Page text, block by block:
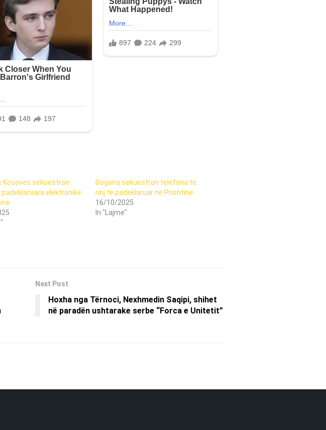
Kosovës sekuestron
elektronike
Dogana sekuestron telefona të
rinj të padeklaruar në Prishtinë
16/10/2025
In "Lajme"
Next Post
Hoxha nga Tërnoci, Nexhmedin Saqipi, shihet
në paradën ushtarake serbe “Forca e Unitetit”